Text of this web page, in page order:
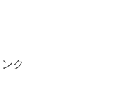
ク